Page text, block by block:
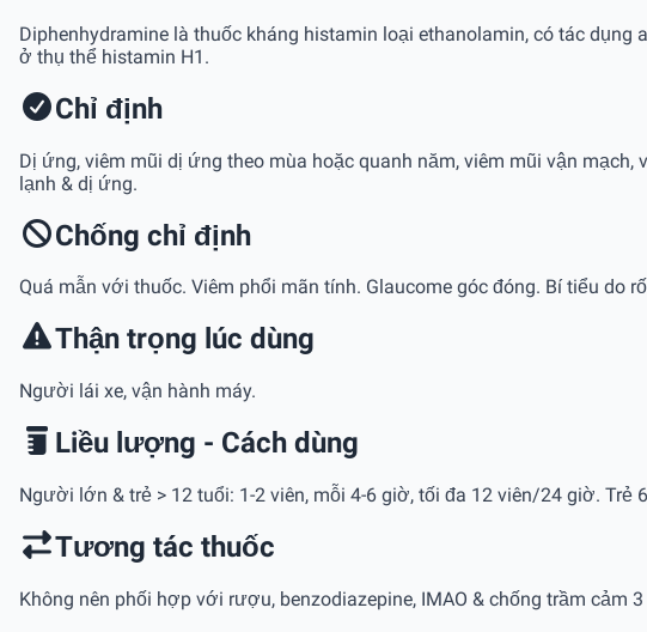
Diphenhydramine là thuốc kháng histamin loại ethanolamin, có tác
ở thụ thể histamin H1.
Chỉ định
Dị ứng, viêm mũi dị ứng theo mùa hoặc quanh năm, viêm mũi vận
lạnh & dị ứng.
Chống chỉ định
Quá mẫn với thuốc. Viêm phổi mãn tính. Glaucome góc đóng. Bí tiểu do
Thận trọng lúc dùng
Người lái xe, vận hành máy.
Liều lượng - Cách dùng
Người lớn & trẻ > 12 tuổi: 1-2 viên, mỗi 4-6 giờ, tối đa 12 viên/24 giờ.
Tương tác thuốc
Không nên phối hợp với rượu, benzodiazepine, IMAO & chống trầm cảm 3